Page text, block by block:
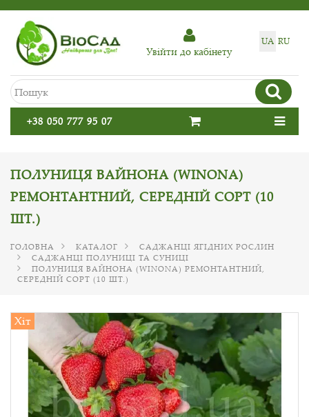
UA RU
Увiйти до кабiнету
+38 050 777 95 07
ПОЛУНИЦЯ ВАЙНОНА (WINONA)
РЕМОНТАНТНИЙ, СЕРЕДНІЙ СОРТ (10
ШТ.)
ГОЛОВНА КАТАЛОГ
САДЖАНЦІ ЯГІДНИХ РОСЛИН
САДЖАНЦІ ПОЛУНИЦІ ТА СУНИЦІ
ПОЛУНИЦЯ ВАЙНОНА (WINONA) РЕМОНТАНТНИЙ,
СЕРЕДНІЙ СОРТ (10 ШТ.)
Хіт